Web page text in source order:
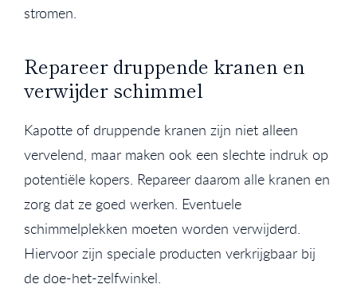
stromen.
Repareer druppende kranen en
verwijder schimmel
Kapotte of druppende kranen zijn niet alleen
vervelend, maar maken ook een slechte indruk op
potentiële kopers. Repareer daarom alle kranen en
zorg dat ze goed werken. Eventuele
schimmelplekken moeten worden verwijderd.
Hiervoor zijn speciale producten verkrijgbaar bij
de doe-het-zelfwinkel.